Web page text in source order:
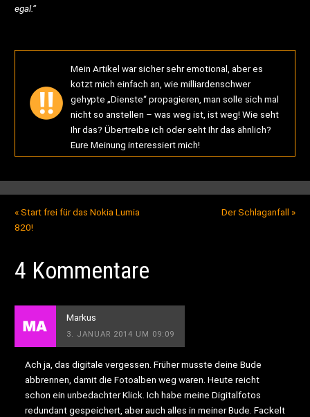
egal.“
Mein Artikel war sicher sehr emotional, aber es
kotzt mich einfach an, wie milliardenschwer
gehypte „Dienste“ propagieren, man solle sich mal
nicht so anstellen – was weg ist, ist weg! Wie seht
Ihr das? Übertreibe ich oder seht Ihr das ähnlich?
Eure Meinung interessiert mich!
«Start frei für das Nokia Lumia
820!
Der Schlaganfall »
4 Kommentare
Markus
3. JANUAR 2014 UM 09:09
Ach ja, das digitale vergessen. Früher musste deine Bude
abbrennen, damit die Fotoalben weg waren. Heute reicht
schon ein unbedachter Klick. Ich habe meine Digitalfotos
redundant gespeichert, aber auch alles in meiner Bude. Fackelt